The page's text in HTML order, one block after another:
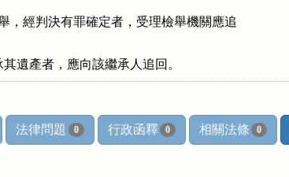
，經判決有罪確定者，受理檢舉機關應追
其遺產者，應向該繼承人追回。
法律問題 0 行政函釋 0 相關法條 0